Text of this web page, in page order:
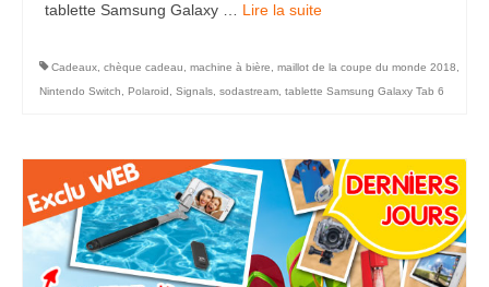
tablette Samsung Galaxy … Lire la suite­­
Cadeaux chèque cadeau machine à bière maillot de la coupe du monde 2018
Nintendo Switch
Polaroid Signals sodastream tablette Samsung Galaxy Tab 6